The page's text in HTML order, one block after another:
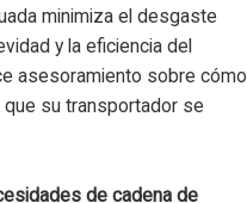
minimiza el desgaste
y la eficiencia del
asesoramiento sobre cómo
que su transportador se
de cadena de